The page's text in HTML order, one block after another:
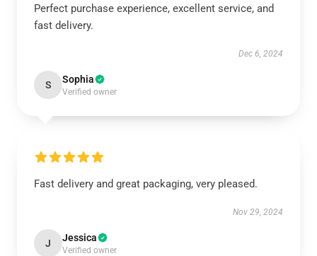
Perfect purchase experience, excellent service, and
fast delivery.
Dec 6, 2024
S Sophia
Verified owner
Fast delivery and great packaging, very pleased.
Nov 29, 2024
J Jessica
Verified owner